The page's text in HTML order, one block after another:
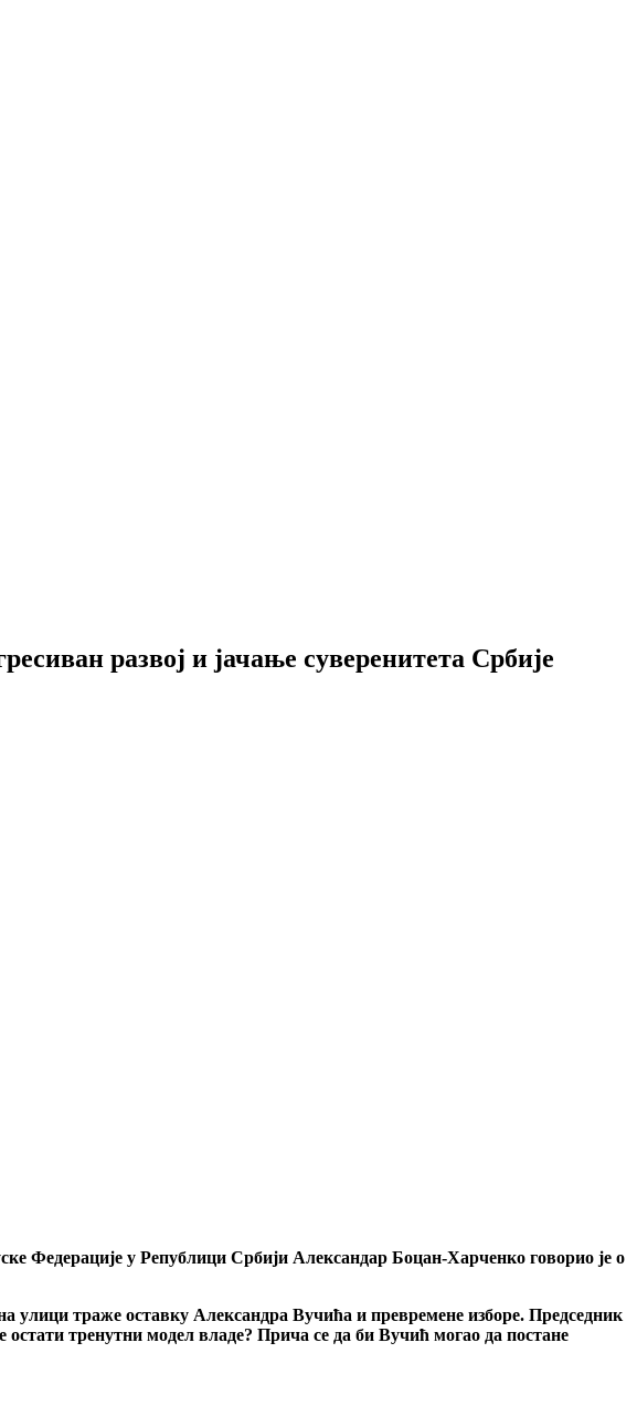
развој и јачање суверенитета Србије
Федерације у Републици Србији Александар Боцан-Харченко говорио је о
улици траже оставку Александра Вучића и превремене изборе. Председник
тренутни модел владе? Прича се да би Вучић могао да постане